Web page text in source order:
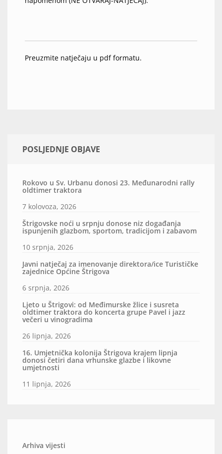
Preuzmite natječaju u pdf formatu.
POSLJEDNJE OBJAVE
Rokovo u Sv. Urbanu donosi 23. Međunarodni rally
oldtimer traktora
7 kolovoza, 2026
Štrigovske noći u srpnju donose niz događanja
ispunjenih glazbom, sportom, tradicijom i zabavom
10 srpnja, 2026
Javni natječaj za imenovanje direktora/ice Turističke
zajednice Općine Štrigova
6 srpnja, 2026
Ljeto u Štrigovi: od Međimurske žlice i susreta
oldtimer traktora do koncerta grupe Pavel i jazz
večeri u vinogradima
26 lipnja, 2026
16. Umjetnička kolonija Štrigova krajem lipnja
donosi četiri dana vrhunske glazbe i likovne
umjetnosti
11 lipnja, 2026
Arhiva vijesti